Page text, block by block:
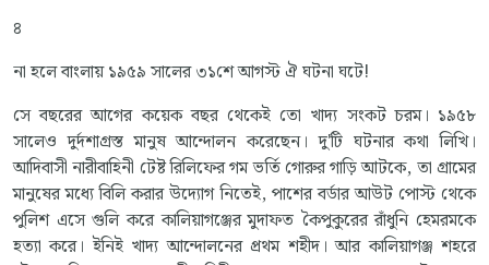
৪
না হলে বাংলায় ১৯৫৯ সালের ৩১শে আগস্ট ঐ ঘটনা ঘটে!
সে বছরের আগের কয়েক বছর থেকেই তো খাদ্য সংকট চরম। ১৯৫৮
সালেও দুর্দশাগ্রস্ত মানুষ আন্দোলন করেছেন। দু'টি ঘটনার কথা লিখি।
আদিবাসী নারীবাহিনী টেষ্ট রিলিফের গম ভর্তি গোরুর গাড়ি আটকে, তা গ্রামের
মানুষের মধ্যে বিলি করার উদ্যোগ নিতেই, পাশের বর্ডার আউট পোস্ট থেকে
পুলিশ এসে গুলি করে কালিয়াগঞ্জের মুদাফত কৈপুকুরের রাঁধুনি হেমরমকে
হত্যা করে। ইনিই খাদ্য আন্দোলনের প্রথম শহীদ। আর কালিয়াগঞ্জ শহরে